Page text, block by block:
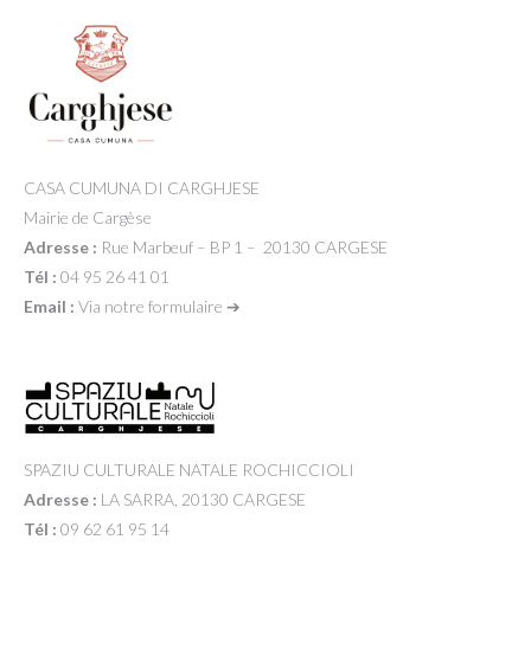
CASA CUMUNA DI CARGHJESE
Mairie de Cargèse
Adresse : Rue Marbeuf – BP 1 – 20130 CARGESE
Tél : 04 95 26 41 01
Email : Via notre formulaire ➔
SPAZIU CULTURALE NATALE ROCHICCIOLI
Adresse : LA SARRA, 20130 CARGESE
Tél : 09 62 61 95 14